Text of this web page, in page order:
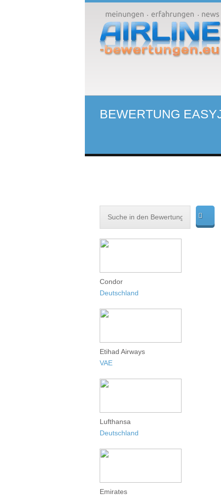
BEWERTUNG
Condor
Deutschland
Etihad Airways
VAE
Lufthansa
Deutschland
Emirates